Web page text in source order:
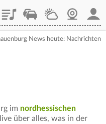
PlaylistStaupilotWetterWebcam
News heute: Nachrichten
im nordhessischen
über alles, was in der